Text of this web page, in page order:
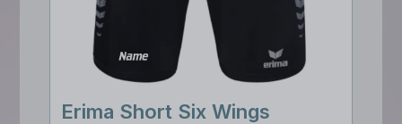
Erima Short Six Wings